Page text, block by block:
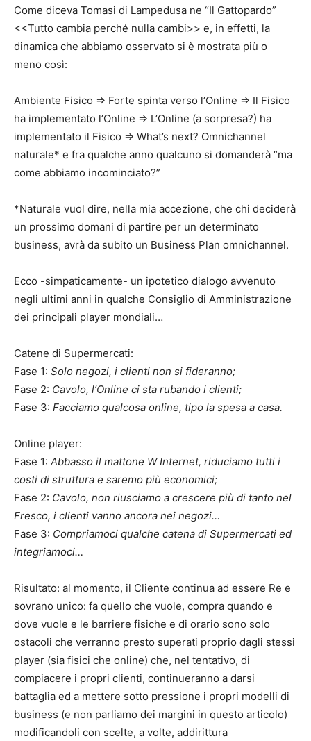
Come diceva Tomasi di Lampedusa ne “Il Gattopardo”
<<Tutto cambia perché nulla cambi>> e, in effetti, la
dinamica che abbiamo osservato si è mostrata più o
meno così:
Ambiente Fisico => Forte spinta verso l’Online => Il Fisico
ha implementato l’Online => L’Online (a sorpresa?) ha
implementato il Fisico => What’s next? Omnichannel
naturale* e fra qualche anno qualcuno si domanderà “ma
come abbiamo incominciato?”
*Naturale vuol dire, nella mia accezione, che chi deciderà
un prossimo domani di partire per un determinato
business, avrà da subito un Business Plan omnichannel.
Ecco -simpaticamente- un ipotetico dialogo avvenuto
negli ultimi anni in qualche Consiglio di Amministrazione
dei principali player mondiali…
Catene di Supermercati:
Fase 1: Solo negozi, i clienti non si fideranno;
Fase 2: Cavolo, l’Online ci sta rubando i clienti;
Fase 3: Facciamo qualcosa online, tipo la spesa a casa.
Online player:
Fase 1: Abbasso il mattone W Internet, riduciamo tutti i
costi di struttura e saremo più economici;
Fase 2: Cavolo, non riusciamo a crescere più di tanto nel
Fresco, i clienti vanno ancora nei negozi…
Fase 3: Compriamoci qualche catena di Supermercati ed
integriamoci…
Risultato: al momento, il Cliente continua ad essere Re e
sovrano unico: fa quello che vuole, compra quando e
dove vuole e le barriere fisiche e di orario sono solo
ostacoli che verranno presto superati proprio dagli stessi
player (sia fisici che online) che, nel tentativo, di
compiacere i propri clienti, continueranno a darsi
battaglia ed a mettere sotto pressione i propri modelli di
business (e non parliamo dei margini in questo articolo)
modificandoli con scelte, a volte, addirittura